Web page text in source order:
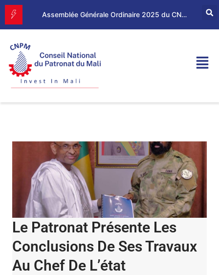
Assemblée Générale Ordinaire 2025 du CNPM
Le Patronat Présente Les
Conclusions De Ses Travaux
Au Chef De L’état